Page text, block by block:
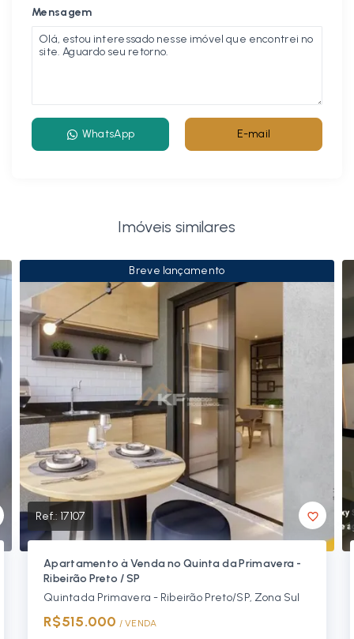
Mensagem
WhatsApp E-mail
Imóveis similares
Breve lançamento
Ref.: 17107
Apartamento à Venda no Quinta da Primavera -
Ribeirão Preto / SP
Quinta da Primavera - Ribeirão Preto/SP, Zona Sul
R$515.000 / VENDA